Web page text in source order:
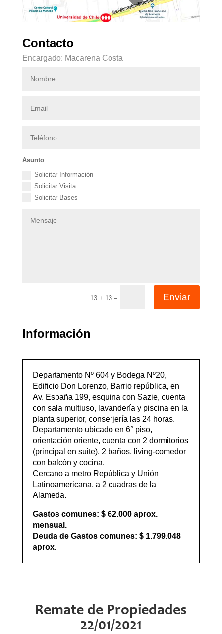
Contacto
Encargado: Macarena Costa
Asunto
Solicitar Información
Solicitar Visita
Solicitar Bases
13 + 13 = Enviar
Información
Departamento Nº 604 y Bodega Nº20,
Edificio Don Lorenzo, Barrio república, en
Av. España 199, esquina con Sazie, cuenta
con sala multiuso, lavandería y piscina en la
planta superior, conserjería las 24 horas.
Departamento ubicado en 6° piso,
orientación oriente, cuenta con 2 dormitorios
(principal en suite), 2 baños, living-comedor
con balcón y cocina.
Cercano a metro República y Unión
Latinoamericana, a 2 cuadras de la
Alameda.
Gastos comunes: $ 62.000 aprox.
mensual.
Deuda de Gastos comunes: $ 1.799.048
aprox.
Remate de Propiedades
22/01/2021